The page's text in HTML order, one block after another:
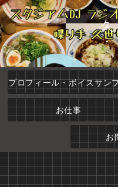
プロフィール・ボイスサン
お仕事
お